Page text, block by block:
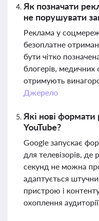
Як позначати
не порушувати
Реклама у
безоплатне
бути чітко
блогерів, медичних
отримують
Джерело
Які нові формати
YouTube?
Google запускає
для телевізорів,
секунд не можна
адаптується
пристрою і
охоплення